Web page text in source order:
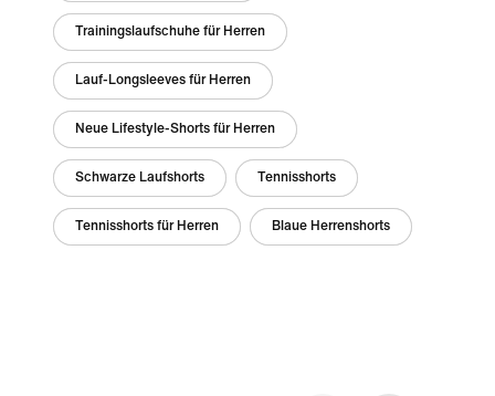
Trainingslaufschuhe für Herren
Lauf-Longsleeves für Herren
Neue Lifestyle-Shorts für Herren
Schwarze Laufshorts Tennisshorts
Tennisshorts für Herren Blaue Herrenshorts